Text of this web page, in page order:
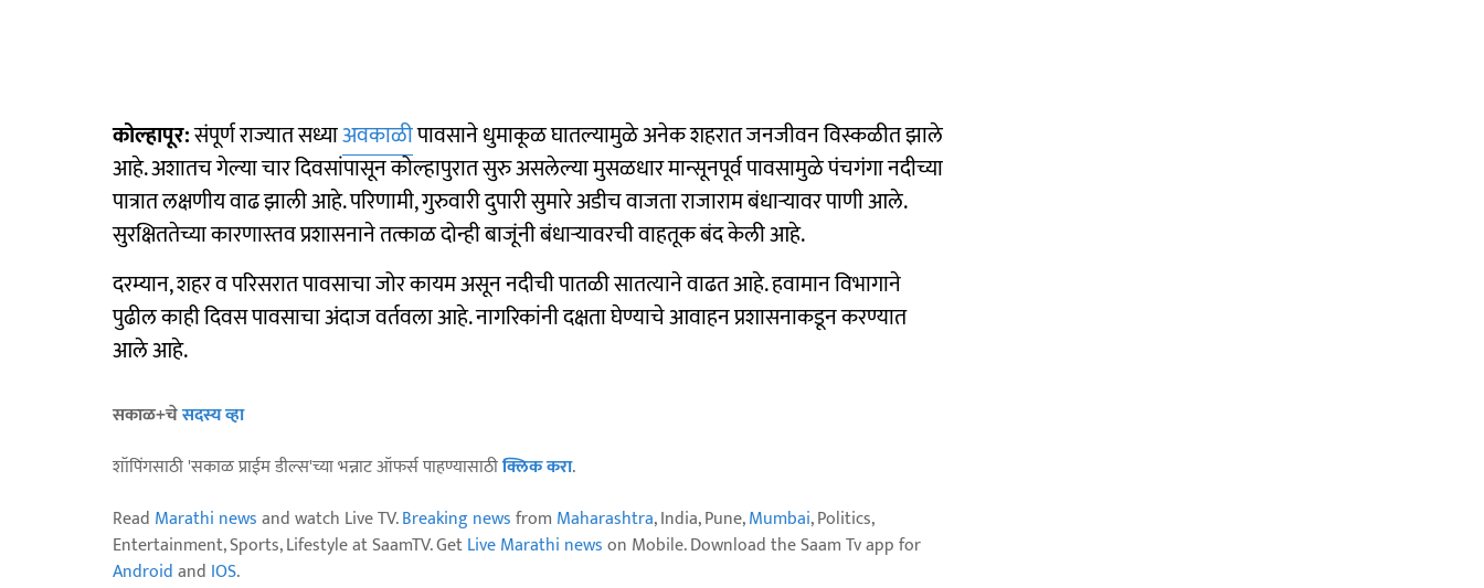
कोल्हापूर:संपूर्ण राज्यात सध्याअवकाळीपावसाने धुमाकूळ घातल्यामुळे अनेक शहरात जनजीवन विस्कळीत झाले
आहे. अशातच गेल्या चार दिवसांपासून कोल्हापुरात सुरु असलेल्या मुसळधार मान्सूनपूर्व पावसामुळे पंचगंगा नदीच्या
पात्रात लक्षणीय वाढ झाली आहे. परिणामी, गुरुवारी दुपारी सुमारे अडीच वाजता राजाराम बंधाऱ्यावर पाणी आले.
सुरक्षिततेच्या कारणास्तव प्रशासनाने तत्काळ दोन्ही बाजूंनी बंधाऱ्यावरची वाहतूक बंद केली आहे.
दरम्यान, शहर व परिसरात पावसाचा जोर कायम असून नदीची पातळी सातत्याने वाढत आहे. हवामान विभागाने
पुढील काही दिवस पावसाचा अंदाज वर्तवला आहे. नागरिकांनी दक्षता घेण्याचे आवाहन प्रशासनाकडून करण्यात
आले आहे.
सकाळ+चेसदस्य व्हा
शॉपिंगसाठी 'सकाळ प्राईम डील्स'च्या भन्नाट ऑफर्स पाहण्यासाठीक्लिक करा.
Read Marathi newsand watch Live TV.Breaking newsfrom Maharashtra, India, Pune,Mumbai, Politics,
Entertainment, Sports, Lifestyle at SaamTV. GetLive Marathi newson Mobile. Download the Saam Tv app for
Androidand IOS.